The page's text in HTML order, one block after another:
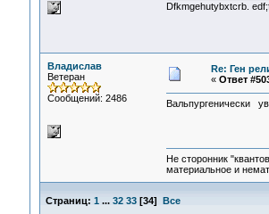
Dfkmgehutybxtcrb.
Владислав
Ветеран
Сообщений: 2486
Re: Ген
« Ответ
Вальпургенически
Не сторонник
материальное и
Страниц: 1 ... 32 33[34] Все